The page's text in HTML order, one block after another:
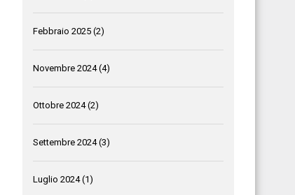
Febbraio 2025 (2)
Novembre 2024(4)
Ottobre 2024(2)
Settembre 2024(3)
Luglio 2024(1)